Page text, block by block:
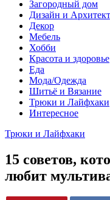
Загородный дом
Дизайн и
Декор
Мебель
Хобби
Красота и здоровье
Еда
Мода/Одежда
Шитьё и Вязание
Трюки и Лайфхаки
Интересное
Трюки и Лайфхаки
15 советов,
любит